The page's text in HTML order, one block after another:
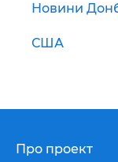
Новини
США
Про проект